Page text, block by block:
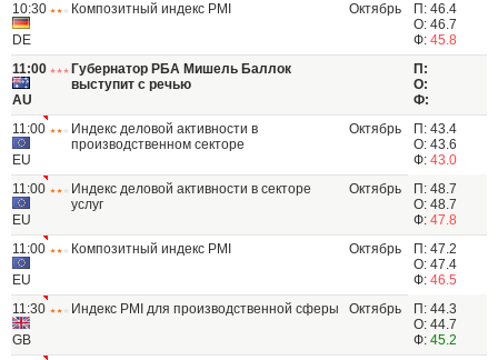
10:30
DE
Композитный индекс PMI Октябрь
П: 46.4
О: 46.7
Ф: 45.8
11:00
AU
Губернатор РБА Мишель Баллок
выступит с речью
П:
О:
Ф:
11:00
EU
Индекс деловой активности в
производственном секторе
Октябрь
П: 43.4
О: 43.6
Ф: 43.0
11:00
EU
Индекс деловой активности в секторе
услуг
Октябрь
П: 48.7
О: 48.7
Ф: 47.8
11:00
EU
Композитный индекс PMI Октябрь
П: 47.2
О: 47.4
Ф: 46.5
11:30
GB
Индекс PMI для производственной сферы Октябрь
П: 44.3
О: 44.7
Ф: 45.2